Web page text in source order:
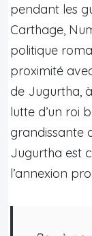
pendant les
Carthage,
politique
proximité
de Jugurtha,
lutte d’un roi
grandissante
Jugurtha est
l’annexion